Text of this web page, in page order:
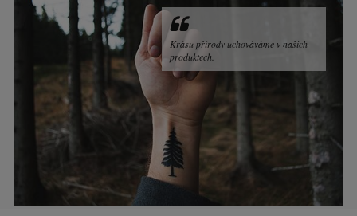
Krásu přírody uchováváme v našich
produktech.